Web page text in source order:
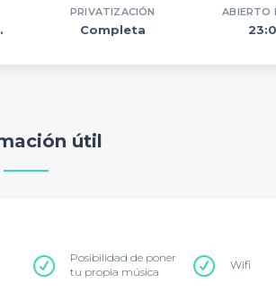
PRIVATIZACIÓN
Completa
ABIERTO
útil
Posibilidad de poner
tu propia música
Wifi